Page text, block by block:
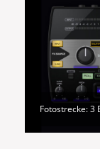
Fotostrecke: 3